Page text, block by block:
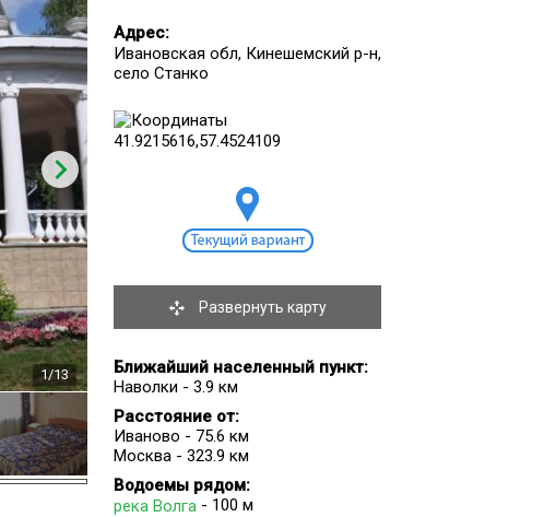
1/13
Адрес:
Ивановская обл, Кинешемский р-н,
село Станко
Развернуть карту
Ближайший населенный пункт:
Наволки - 3.9 км
Расстояние от:
Иваново - 75.6 км
Москва - 323.9 км
Водоемы рядом:
река Волга - 100 м